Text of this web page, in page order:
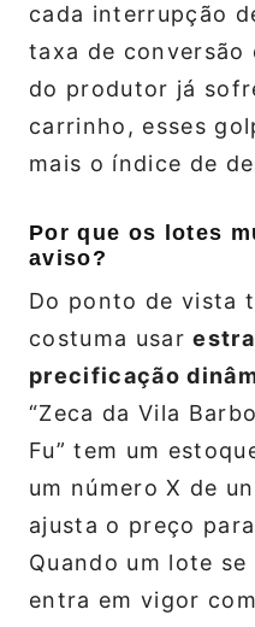
cada interrupção
taxa de conversão
do produtor já
carrinho, esses
mais o índice de
Por que os lotes
aviso?
Do ponto de vista
costuma usar
precificação
“Zeca da Vila
Fu” tem um
um número X de
ajusta o preço
Quando um lote
entra em vigor